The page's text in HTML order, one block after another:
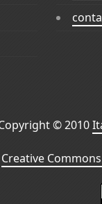
© 2010
Creative